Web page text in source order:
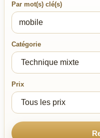
Par mot(s) clé(s)
Catégorie
Prix